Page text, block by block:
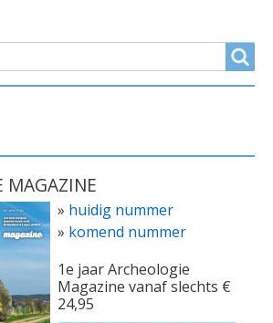
MAGAZINE
» huidig nummer
» komend nummer
1e jaar Archeologie
Magazine vanaf slechts €
24,95